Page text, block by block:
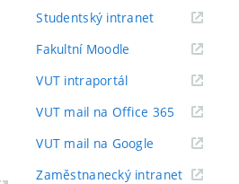
Studentský intranet(externí
Fakultní Moodle
VUT intraportál(externí
VUT mail na Office 365 (externí
VUT mail na Google (externí
Zaměstnanecký intranet(externí